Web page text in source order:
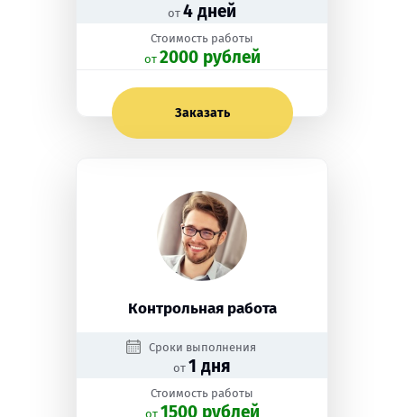
от 4 дней
Стоимость работы
oт 2000 рублей
Заказать
Контрольная работа
Сроки выполнения
от 1 дня
Стоимость работы
oт 1500 рублей